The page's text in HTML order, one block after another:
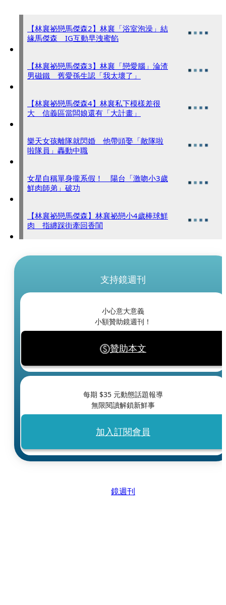
【林襄祕戀馬傑森2】林襄「浴室泡澡」結
緣馬傑森 IG互動早洩蜜餡
【林襄祕戀馬傑森3】林襄「戀愛腦」淪渣
男磁鐵 舊愛孫生認「我太壞了」
【林襄祕戀馬傑森4】林襄私下模樣差很
大 信義區當闆娘還有「大計畫」
樂天女孩離隊就閃婚 他帶頭娶「敵隊啦
啦隊員」轟動中職
女星自稱單身攏系假！ 陽台「激吻小3歲
鮮肉師弟」破功
【林襄祕戀馬傑森】林襄祕戀小4歲棒球鮮
肉 指纏踩街牽回香閨
支持鏡週刊
小心意大意義
小額贊助鏡週刊！
贊助本文
每期 $35 元動態話題報導
無限閱讀解鎖新鮮事
加入訂閱會員
鏡週刊